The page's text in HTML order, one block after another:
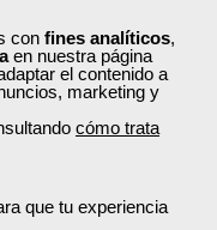
con fines analíticos,
en nuestra página
el contenido a
marketing y
cómo trata
que tu experiencia